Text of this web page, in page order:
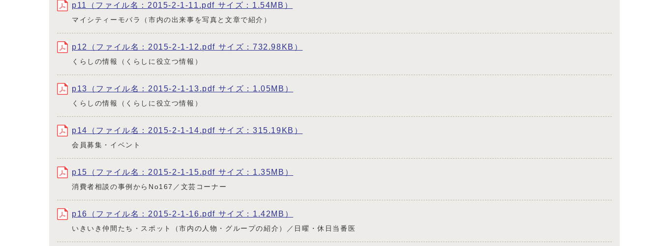
p11（ファイル名：2015-2-1-11.pdf サイズ：1.54MB）
マイシティーモバラ（市内の出来事を写真と文章で紹介）
p12（ファイル名：2015-2-1-12.pdf サイズ：732.98KB）
くらしの情報（くらしに役立つ情報）
p13（ファイル名：2015-2-1-13.pdf サイズ：1.05MB）
くらしの情報（くらしに役立つ情報）
p14（ファイル名：2015-2-1-14.pdf サイズ：315.19KB）
会員募集・イベント
p15（ファイル名：2015-2-1-15.pdf サイズ：1.35MB）
消費者相談の事例からNo167／文芸コーナー
p16（ファイル名：2015-2-1-16.pdf サイズ：1.42MB）
いきいき仲間たち・スポット（市内の人物・グループの紹介）／日曜・休日当番医